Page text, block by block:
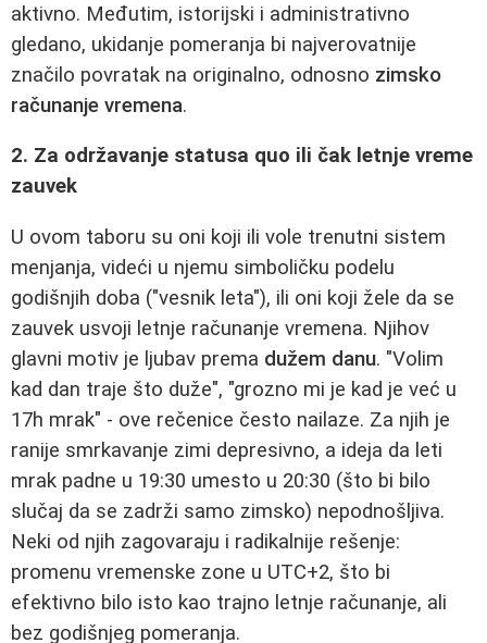
aktivno. Međutim, istorijski i administrativno
gledano, ukidanje pomeranja bi najverovatnije
značilo povratak na originalno, odnosno zimsko
računanje vremena.
2. Za održavanje statusa quo ili čak letnje vreme
zauvek
U ovom taboru su oni koji ili vole trenutni sistem
menjanja, videći u njemu simboličku podelu
godišnjih doba ("vesnik leta"), ili oni koji žele da se
zauvek usvoji letnje računanje vremena. Njihov
glavni motiv je ljubav prema dužem danu. "Volim
kad dan traje što duže", "grozno mi je kad je već u
17h mrak" - ove rečenice često nailaze. Za njih je
ranije smrkavanje zimi depresivno, a ideja da leti
mrak padne u 19:30 umesto u 20:30 (što bi bilo
slučaj da se zadrži samo zimsko) nepodnošljiva.
Neki od njih zagovaraju i radikalnije rešenje:
promenu vremenske zone u UTC+2, što bi
efektivno bilo isto kao trajno letnje računanje, ali
bez godišnjeg pomeranja.